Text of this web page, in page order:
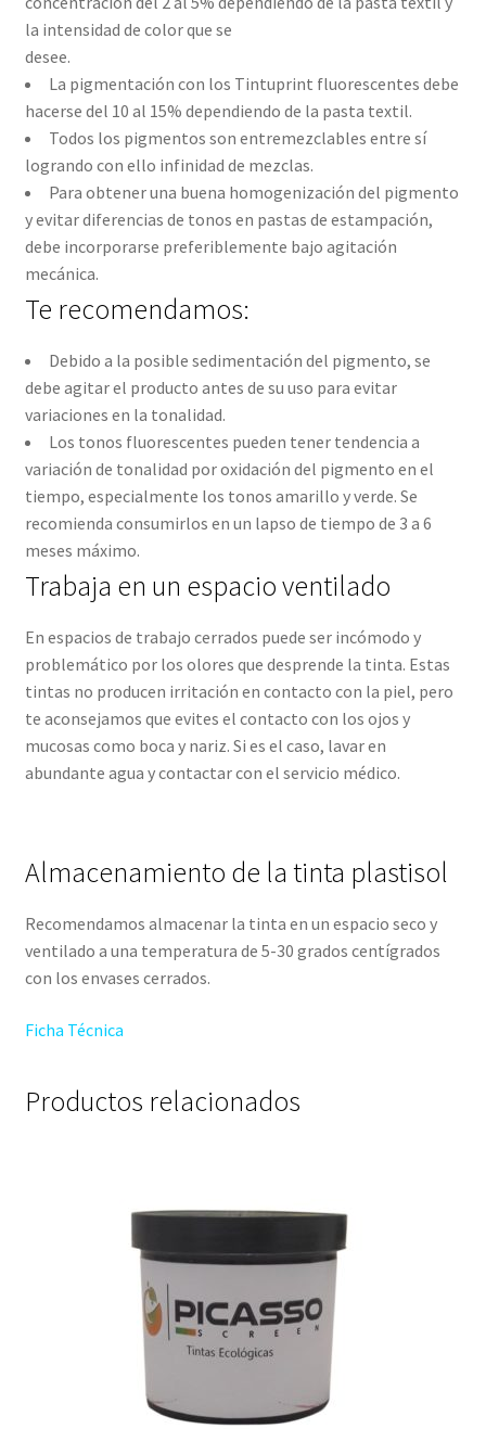
la intensidad de color que se
desee.
La pigmentación con los Tintuprint fluorescentes debe
hacerse del 10 al 15% dependiendo de la pasta textil.
Todos los pigmentos son entremezclables entre sí
logrando con ello infinidad de mezclas.
Para obtener una buena homogenización del pigmento
y evitar diferencias de tonos en pastas de estampación,
debe incorporarse preferiblemente bajo agitación
mecánica.
Te recomendamos:
Debido a la posible sedimentación del pigmento, se
debe agitar el producto antes de su uso para evitar
variaciones en la tonalidad.
Los tonos fluorescentes pueden tener tendencia a
variación de tonalidad por oxidación del pigmento en el
tiempo, especialmente los tonos amarillo y verde. Se
recomienda consumirlos en un lapso de tiempo de 3 a 6
meses máximo.
Trabaja en un espacio ventilado
En espacios de trabajo cerrados puede ser incómodo y
problemático por los olores que desprende la tinta. Estas
tintas no producen irritación en contacto con la piel, pero
te aconsejamos que evites el contacto con los ojos y
mucosas como boca y nariz. Si es el caso, lavar en
abundante agua y contactar con el servicio médico.
Almacenamiento de la tinta plastisol
Recomendamos almacenar la tinta en un espacio seco y
ventilado a una temperatura de 5-30 grados centígrados
con los envases cerrados.
Ficha Técnica
Productos relacionados